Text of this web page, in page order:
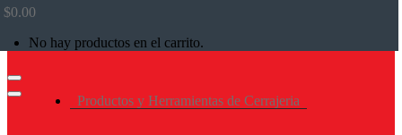
$0.00
No hay productos en el carrito.
Productos y Herramientas de Cerrajeria